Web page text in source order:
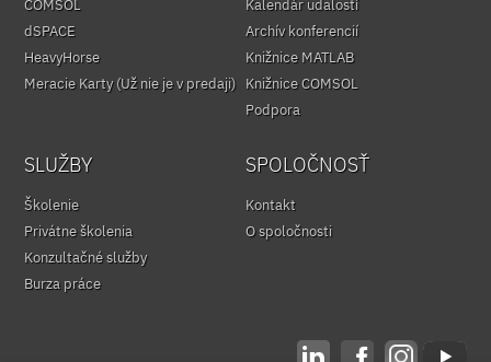
COMSOL
dSPACE
HeavyHorse
Meracie Karty (Už nie je v predaji)
Kalendár udalostí
Archív konferencií
Knižnice MATLAB
Knižnice COMSOL
Podpora
SLUŽBY
Školenie
Privátne školenia
Konzultačné služby
Burza práce
SPOLOČNOSŤ
Kontakt
O spoločnosti